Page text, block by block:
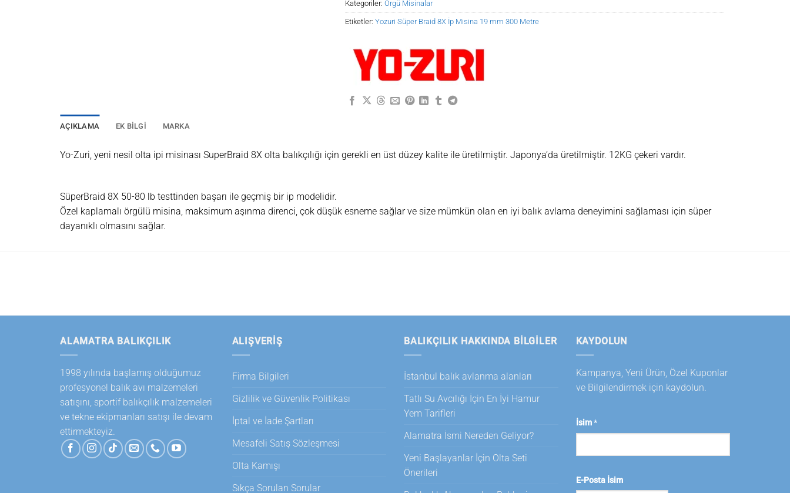
Kategoriler: Örgü Misinalar
Etiketler: Yozuri Süper Braid 8X İp Misina 19 mm 300 Metre
AÇIKLAMA EK BILGI MARKA
Yo-Zuri, yeni nesil olta ipi misinası SuperBraid 8X olta balıkçılığı için gerekli en üst düzey kalite ile üretilmiştir. Japonya’da üretilmiştir. 12KG çekeri vardır.
SüperBraid 8X 50-80 lb testtinden başarı ile geçmiş bir ip modelidir.
Özel kaplamalı örgülü misina, maksimum aşınma direnci, çok düşük esneme sağlar ve size mümkün olan en iyi balık avlama deneyimini sağlaması için süper
dayanıklı olmasını sağlar.
ALAMATRA BALIKÇILIK
1998 yılında başlamış olduğumuz
profesyonel balık avı malzemeleri
satışını, sportif balıkçılık malzemeleri
ve tekne ekipmanları satışı ile devam
ettirmekteyiz.
ALIŞVERİŞ
Firma Bilgileri
Gizlilik ve Güvenlik Politikası
İptal ve İade Şartları
Mesafeli Satış Sözleşmesi
Olta Kamışı
Sıkça Sorulan Sorular
BALIKÇILIK HAKKINDA BILGILER
İstanbul balık avlanma alanları
Tatlı Su Avcılığı İçin En İyi Hamur
Yem Tarifleri
Alamatra İsmi Nereden Geliyor?
Yeni Başlayanlar İçin Olta Seti
Önerileri
KAYDOLUN
Kampanya, Yeni Ürün, Özel Kuponlar
ve Bilgilendirmek için kaydolun.
İsim*
E-Posta İsim